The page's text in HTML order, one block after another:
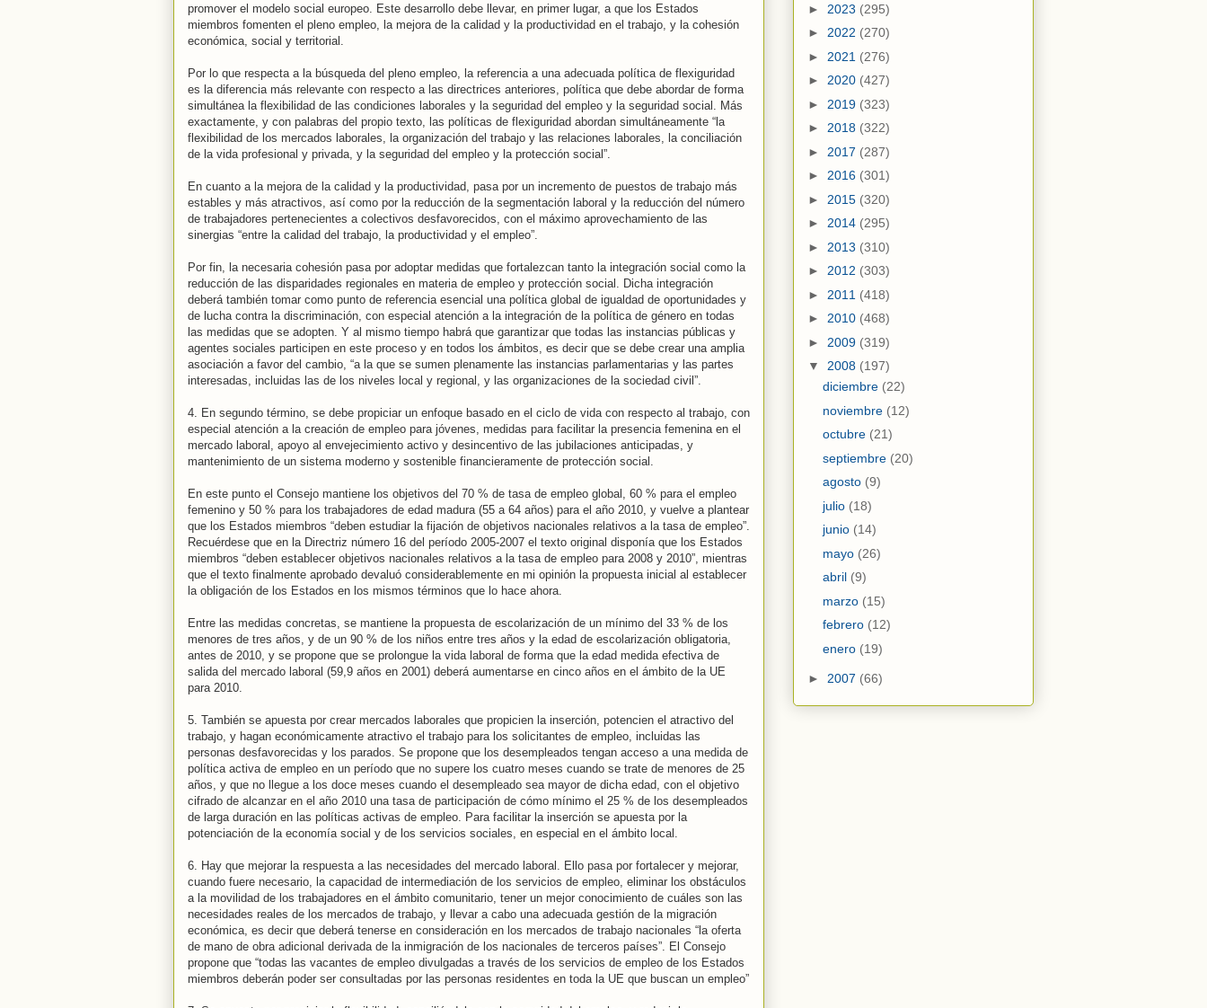
promover el modelo social europeo. Este desarrollo debe llevar, en primer lugar, a que los Estados
miembros fomenten el pleno empleo, la mejora de la calidad y la productividad en el trabajo, y la cohesión
económica, social y territorial.
Por lo que respecta a la búsqueda del pleno empleo, la referencia a una adecuada política de flexiguridad
es la diferencia más relevante con respecto a las directrices anteriores, política que debe abordar de forma
simultánea la flexibilidad de las condiciones laborales y la seguridad del empleo y la seguridad social. Más
exactamente, y con palabras del propio texto, las políticas de flexiguridad abordan simultáneamente “la
flexibilidad de los mercados laborales, la organización del trabajo y las relaciones laborales, la conciliación
de la vida profesional y privada, y la seguridad del empleo y la protección social”.
En cuanto a la mejora de la calidad y la productividad, pasa por un incremento de puestos de trabajo más
estables y más atractivos, así como por la reducción de la segmentación laboral y la reducción del número
de trabajadores pertenecientes a colectivos desfavorecidos, con el máximo aprovechamiento de las
sinergias “entre la calidad del trabajo, la productividad y el empleo”.
Por fin, la necesaria cohesión pasa por adoptar medidas que fortalezcan tanto la integración social como la
reducción de las disparidades regionales en materia de empleo y protección social. Dicha integración
deberá también tomar como punto de referencia esencial una política global de igualdad de oportunidades y
de lucha contra la discriminación, con especial atención a la integración de la política de género en todas
las medidas que se adopten. Y al mismo tiempo habrá que garantizar que todas las instancias públicas y
agentes sociales participen en este proceso y en todos los ámbitos, es decir que se debe crear una amplia
asociación a favor del cambio, “a la que se sumen plenamente las instancias parlamentarias y las partes
interesadas, incluidas las de los niveles local y regional, y las organizaciones de la sociedad civil”.
4. En segundo término, se debe propiciar un enfoque basado en el ciclo de vida con respecto al trabajo, con
especial atención a la creación de empleo para jóvenes, medidas para facilitar la presencia femenina en el
mercado laboral, apoyo al envejecimiento activo y desincentivo de las jubilaciones anticipadas, y
mantenimiento de un sistema moderno y sostenible financieramente de protección social.
En este punto el Consejo mantiene los objetivos del 70 % de tasa de empleo global, 60 % para el empleo
femenino y 50 % para los trabajadores de edad madura (55 a 64 años) para el año 2010, y vuelve a plantear
que los Estados miembros “deben estudiar la fijación de objetivos nacionales relativos a la tasa de empleo”.
Recuérdese que en la Directriz número 16 del período 2005-2007 el texto original disponía que los Estados
miembros “deben establecer objetivos nacionales relativos a la tasa de empleo para 2008 y 2010”, mientras
que el texto finalmente aprobado devaluó considerablemente en mi opinión la propuesta inicial al establecer
la obligación de los Estados en los mismos términos que lo hace ahora.
Entre las medidas concretas, se mantiene la propuesta de escolarización de un mínimo del 33 % de los
menores de tres años, y de un 90 % de los niños entre tres años y la edad de escolarización obligatoria,
antes de 2010, y se propone que se prolongue la vida laboral de forma que la edad medida efectiva de
salida del mercado laboral (59,9 años en 2001) deberá aumentarse en cinco años en el ámbito de la UE
para 2010.
5. También se apuesta por crear mercados laborales que propicien la inserción, potencien el atractivo del
trabajo, y hagan económicamente atractivo el trabajo para los solicitantes de empleo, incluidas las
personas desfavorecidas y los parados. Se propone que los desempleados tengan acceso a una medida de
política activa de empleo en un período que no supere los cuatro meses cuando se trate de menores de 25
años, y que no llegue a los doce meses cuando el desempleado sea mayor de dicha edad, con el objetivo
cifrado de alcanzar en el año 2010 una tasa de participación de cómo mínimo el 25 % de los desempleados
de larga duración en las políticas activas de empleo. Para facilitar la inserción se apuesta por la
potenciación de la economía social y de los servicios sociales, en especial en el ámbito local.
6. Hay que mejorar la respuesta a las necesidades del mercado laboral. Ello pasa por fortalecer y mejorar,
cuando fuere necesario, la capacidad de intermediación de los servicios de empleo, eliminar los obstáculos
a la movilidad de los trabajadores en el ámbito comunitario, tener un mejor conocimiento de cuáles son las
necesidades reales de los mercados de trabajo, y llevar a cabo una adecuada gestión de la migración
económica, es decir que deberá tenerse en consideración en los mercados de trabajo nacionales “la oferta
de mano de obra adicional derivada de la inmigración de los nacionales de terceros países”. El Consejo
propone que “todas las vacantes de empleo divulgadas a través de los servicios de empleo de los Estados
miembros deberán poder ser consultadas por las personas residentes en toda la UE que buscan un empleo”
► 2023 (295)
► 2022 (270)
► 2021 (276)
► 2020 (427)
► 2019 (323)
► 2018 (322)
► 2017 (287)
► 2016 (301)
► 2015 (320)
► 2014 (295)
► 2013 (310)
► 2012 (303)
► 2011 (418)
► 2010 (468)
► 2009 (319)
▼ 2008 (197)
diciembre (22)
noviembre (12)
octubre (21)
septiembre (20)
agosto (9)
julio (18)
junio (14)
mayo (26)
abril (9)
marzo (15)
febrero (12)
enero (19)
► 2007 (66)